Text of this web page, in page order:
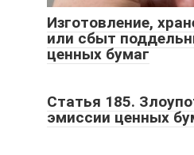
Изготовление,
или сбыт
ценных бумаг
Статья 185.
эмиссии ценных